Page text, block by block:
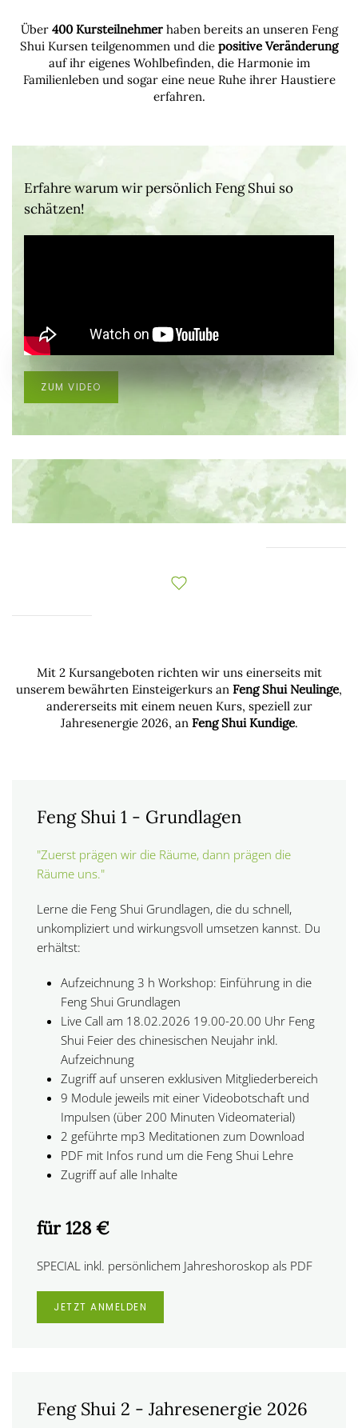
Über 400 Kursteilnehmerhaben bereits an unseren Feng
Shui Kursen teilgenommen und die positive Veränderung
auf ihr eigenes Wohlbefinden, die Harmonie im
Familienleben und sogar eine neue Ruhe ihrer Haustiere
erfahren.
Erfahre warum wir persönlich Feng Shui so
schätzen!
ZUM VIDEO
Mit 2 Kursangeboten richten wir uns einerseits mit
unserem bewährten Einsteigerkurs an Feng Shui Neulinge,
andererseits mit einem neuen Kurs, speziell zur
Jahresenergie 2026, an Feng Shui Kundige.
Feng Shui 1 - Grundlagen
"Zuerst prägen wir die Räume, dann prägen die
Räume uns."
Lerne die Feng Shui Grundlagen, die du schnell,
unkompliziert und wirkungsvoll umsetzen kannst. Du
erhältst:
Aufzeichnung 3 h Workshop: Einführung in die
Feng Shui Grundlagen
Live Call am 18.02.2026 19.00-20.00 Uhr Feng
Shui Feier des chinesischen Neujahr inkl.
Aufzeichnung
Zugriff auf unseren exklusiven Mitgliederbereich
9 Module jeweils mit einer Videobotschaft und
Impulsen (über 200 Minuten Videomaterial)
2 geführte mp3 Meditationen zum Download
PDF mit Infos rund um die Feng Shui Lehre
Zugriff auf alle Inhalte
für 128 €
SPECIAL inkl. persönlichem Jahreshoroskop als PDF
JETZT ANMELDEN
Feng Shui 2 - Jahresenergie 2026